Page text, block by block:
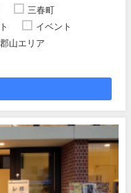
三春町
イベント
郡山エリア